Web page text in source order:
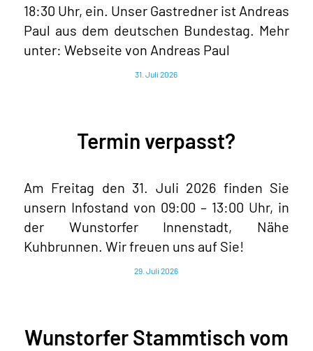
18:30 Uhr, ein. Unser Gastredner ist Andreas
Paul aus dem deutschen Bundestag. Mehr
unter: Webseite von Andreas Paul
31. Juli 2026
Termin verpasst?
Am Freitag den 31. Juli 2026 finden Sie
unsern Infostand von 09:00 – 13:00 Uhr, in
der Wunstorfer Innenstadt, Nähe
Kuhbrunnen. Wir freuen uns auf Sie!
29. Juli 2026
Wunstorfer Stammtisch vom